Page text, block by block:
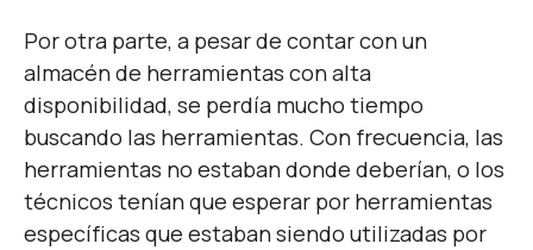
Por otra parte, a pesar de contar con un
almacén de herramientas con alta
disponibilidad, se perdía mucho tiempo
buscando las herramientas. Con frecuencia, las
herramientas no estaban donde deberían, o los
técnicos tenían que esperar por herramientas
específicas que estaban siendo utilizadas por